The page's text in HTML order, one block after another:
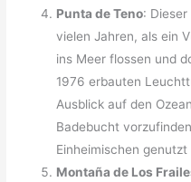
Punta de Teno:
vielen Jahren, als ein
ins Meer flossen und
1976 erbauten
Ausblick auf den
Badebucht
Einheimischen genutzt
Montaña de Los